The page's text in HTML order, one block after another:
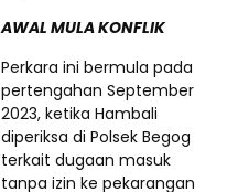
AWAL MULA KONFLIK
Perkara ini bermula pada
pertengahan September
2023, ketika Hambali
diperiksa di Polsek Begog
terkait dugaan masuk
tanpa izin ke pekarangan